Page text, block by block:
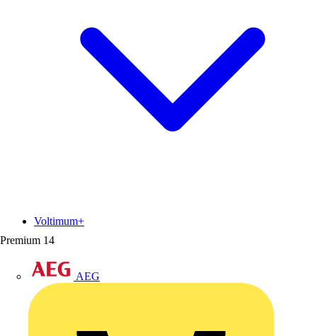
Premium 14
AEG
Voltimum+